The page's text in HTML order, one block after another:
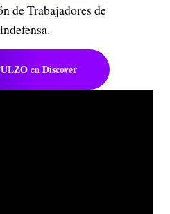
de Trabajadores de
en Discover